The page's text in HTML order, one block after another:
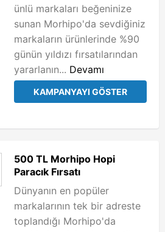
ünlü markaları beğeninize
sunan Morhipo'da sevdiğiniz
markaların ürünlerinde %90
günün yıldızı fırsatılarından
yararlanın... Devamı
KAMPANYAYI GÖSTER
500 TL Morhipo Hopi
Paracık Fırsatı
Dünyanın en popüler
markalarının tek bir adreste
toplandığı Morhipo'da